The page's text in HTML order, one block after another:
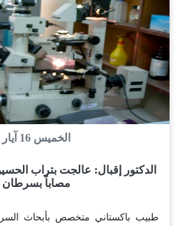
الخميس 16 آيار 2019
مصاباً بسرطان
طبيب باكستاني متخصص بأبحاث